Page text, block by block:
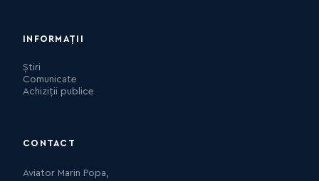
INFORMAȚII
Știri
Comunicate
Achiziții publice
CONTACT
Aviator Marin Popa,